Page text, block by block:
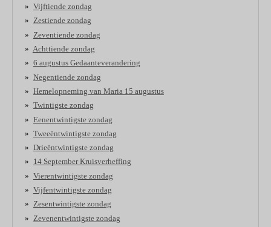
Vijftiende zondag
Zestiende zondag
Zeventiende zondag
Achttiende zondag
6 augustus Gedaanteverandering
Negentiende zondag
Hemelopneming van Maria 15 augustus
Twintigste zondag
Eenentwintigste zondag
Tweeëntwintigste zondag
Drieëntwintigste zondag
14 September Kruisverheffing
Vierentwintigste zondag
Vijfentwintigste zondag
Zesentwintigste zondag
Zevenentwintigste zondag